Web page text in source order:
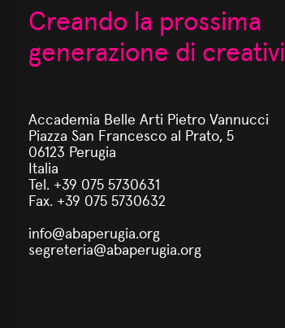
Creando la prossima
generazione di creativi
Accademia Belle Arti Pietro Vannucci
Piazza San Francesco al Prato, 5
06123 Perugia
Italia
Tel. +39 075 5730631
Fax. +39 075 5730632
info@abaperugia.org
segreteria@abaperugia.org